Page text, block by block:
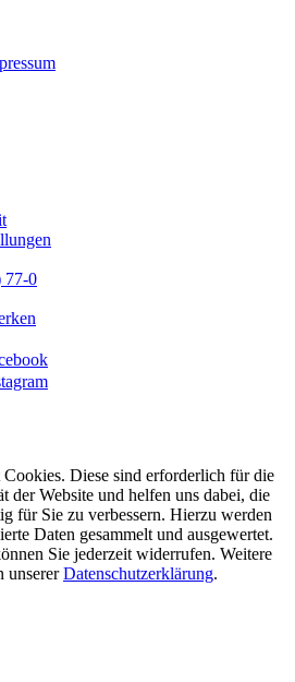
77-0
Diese sind erforderlich für die
der Website und helfen uns dabei, die
für Sie zu verbessern. Hierzu werden
Daten gesammelt und ausgewertet.
Sie jederzeit widerrufen. Weitere
unsererDatenschutzerklärung.